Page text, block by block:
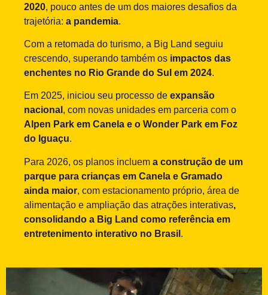
2020, pouco antes de um dos maiores desafios da
trajetória: a pandemia.
Com a retomada do turismo, a Big Land seguiu
crescendo, superando também os impactos das
enchentes no Rio Grande do Sul em 2024.
Em 2025, iniciou seu processo de expansão
nacional , com novas unidades em parceria com o
Alpen Park em Canela e o Wonder Park em Foz
do Iguaçu.
Para 2026, os planos incluem a construção de um
parque para crianças em Canela e Gramado
ainda maior, com estacionamento próprio, área de
alimentação e ampliação das atrações interativas,
consolidando a Big Land como referência em
entretenimento interativo no Brasil .